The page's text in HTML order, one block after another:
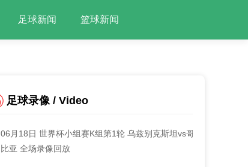
足球新闻 篮球新闻
足球录像 / Video
06月18日 世界杯小组赛K组第1轮 乌兹别克斯坦vs哥伦
比亚 全场录像回放